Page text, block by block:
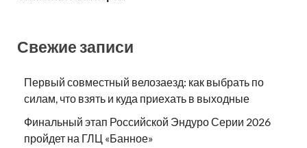
Свежие записи
Первый совместный велозаезд: как выбрать по
силам, что взять и куда приехать в выходные
Финальный этап Российской Эндуро Серии 2026
пройдет на ГЛЦ «Банное»